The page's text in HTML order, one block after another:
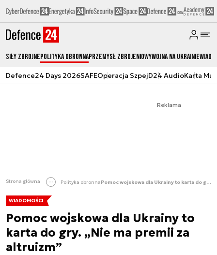
Siły zbrojnePolityka obronnaPrzemysł ZbrojeniowyWojna na Ukrainie
Defence24 Days 2026SAFEOperacja SzpejD24 AudioKarta
Reklama
Strona główna Polityka obronna Pomoc wojskowa dla Ukrainy to karta do gry. „Nie ma premii za altruizm”
WIADOMOŚCI
Pomoc wojskowa dla Ukrainy to
karta do gry. „Nie ma premii za
altruizm”